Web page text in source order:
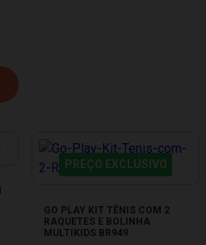
PREÇO EXCLUSIVO
GO PLAY KIT TÊNIS COM 2
RAQUETES E BOLINHA
MULTIKIDS BR949